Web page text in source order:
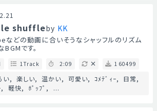
shuffleby KK
などの動画に合いそうなシャッフルのリズム
BGMです。
1Track 2:09 160499
い 楽しい 温かい 可愛い ｺﾒﾃﾞｨｰ
日常
軽快 ﾎﾟｯﾌﾟ ...